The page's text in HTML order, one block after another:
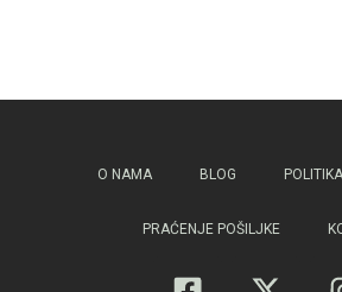
O NAMA BLOG
PRAĆENJE POŠILJKE